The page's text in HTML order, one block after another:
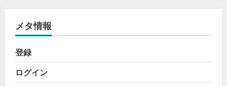
ー
メタ情報
登録
ログイン